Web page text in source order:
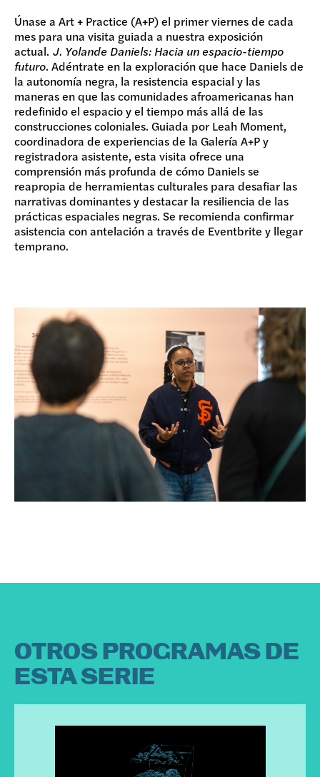
Únase a Art + Practice (A+P) el primer viernes de cada
mes para una visita guiada a nuestra exposición
actual. J. Yolande Daniels: Hacia un espacio-tiempo
futuro. Adéntrate en la exploración que hace Daniels de
la autonomía negra, la resistencia espacial y las
maneras en que las comunidades afroamericanas han
redefinido el espacio y el tiempo más allá de las
construcciones coloniales. Guiada por Leah Moment,
coordinadora de experiencias de la Galería A+P y
registradora asistente, esta visita ofrece una
comprensión más profunda de cómo Daniels se
reapropia de herramientas culturales para desafiar las
narrativas dominantes y destacar la resiliencia de las
prácticas espaciales negras. Se recomienda confirmar
asistencia con antelación a través de Eventbrite y llegar
temprano.
OTROS PROGRAMAS DE
ESTA SERIE